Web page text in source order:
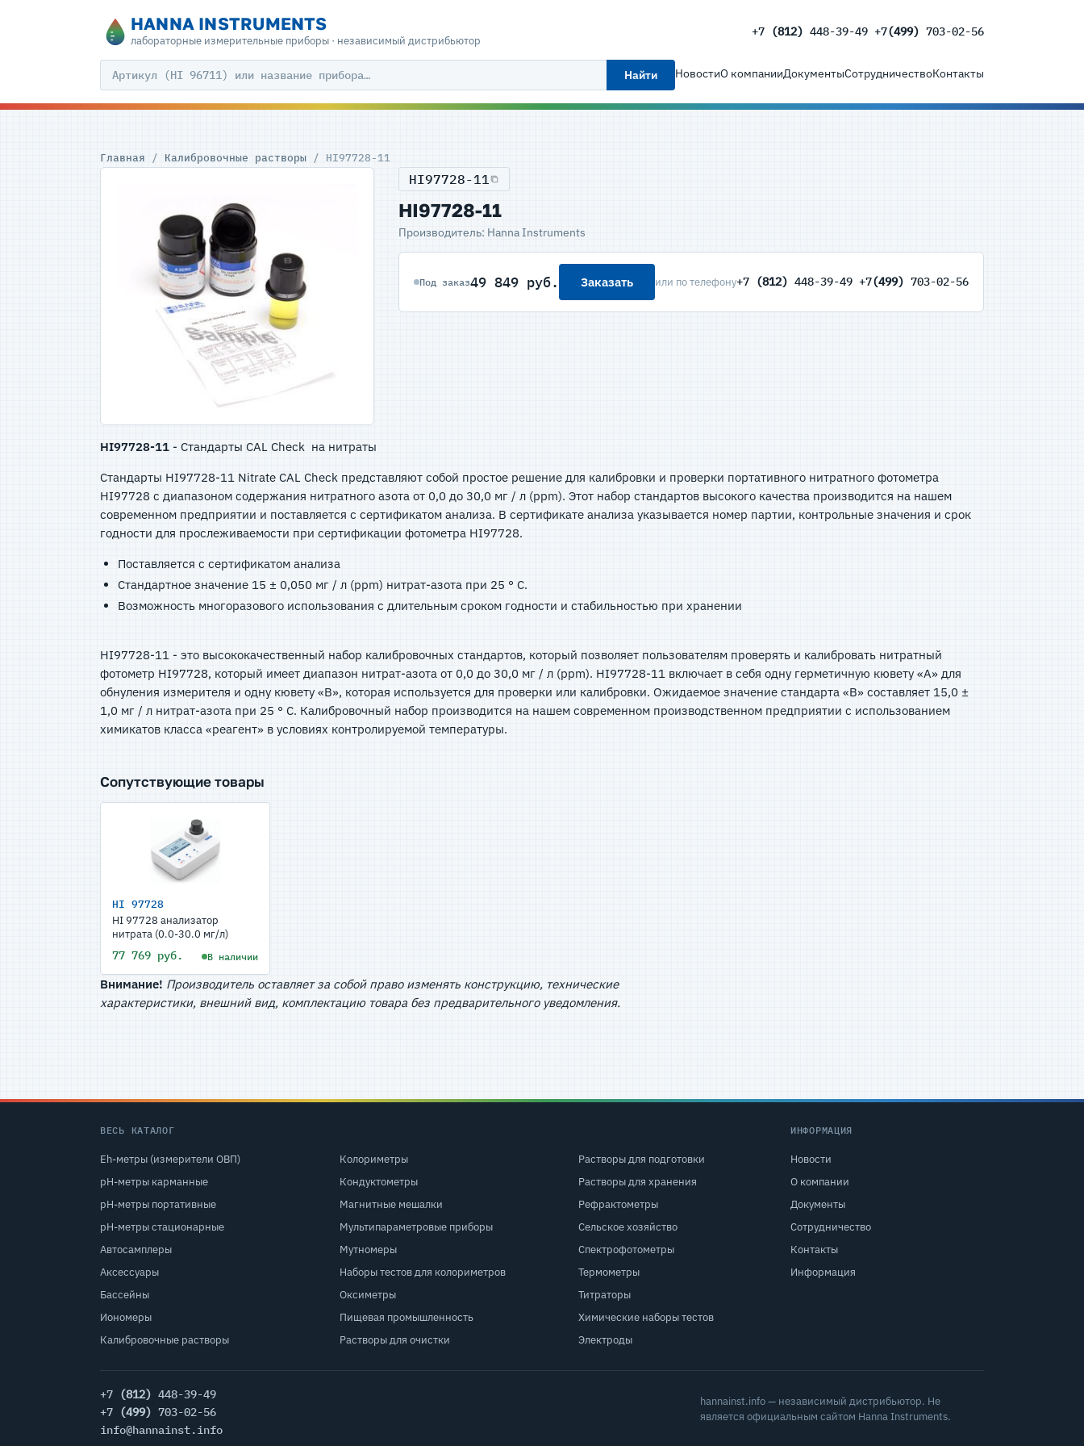
HANNA INSTRUMENTS
лабораторные измерительные приборы · независимый дистрибьютор
+7 (812) 448-39-49 +7(499) 703-02-56
Найти НовостиО компанииДокументыСотрудничествоКонтакты
Главная / Калибровочные растворы / HI97728-11
HI97728-11
HI97728-11
Производитель: Hanna Instruments
Под заказ49 849 руб. Заказать или по телефону+7 (812) 448-39-49 +7(499) 703-02-56
HI97728-11 - Стандарты CAL Check на нитраты
Стандарты HI97728-11 Nitrate CAL Check представляют собой простое решение для калибровки и проверки портативного нитратного фотометра
HI97728 с диапазоном содержания нитратного азота от 0,0 до 30,0 мг / л (ppm). Этот набор стандартов высокого качества производится на нашем
современном предприятии и поставляется с сертификатом анализа. В сертификате анализа указывается номер партии, контрольные значения и срок
годности для прослеживаемости при сертификации фотометра HI97728.
Поставляется с сертификатом анализа
Стандартное значение 15 ± 0,050 мг / л (ppm) нитрат-азота при 25 ° C.
Возможность многоразового использования с длительным сроком годности и стабильностью при хранении
HI97728-11 - это высококачественный набор калибровочных стандартов, который позволяет пользователям проверять и калибровать нитратный
фотометр HI97728, который имеет диапазон нитрат-азота от 0,0 до 30,0 мг / л (ppm). HI97728-11 включает в себя одну герметичную кювету «A» для
обнуления измерителя и одну кювету «B», которая используется для проверки или калибровки. Ожидаемое значение стандарта «B» составляет 15,0 ±
1,0 мг / л нитрат-азота при 25 ° C. Калибровочный набор производится на нашем современном производственном предприятии с использованием
химикатов класса «реагент» в условиях контролируемой температуры.
Сопутствующие товары
HI 97728
HI 97728 анализатор
нитрата (0.0-30.0 мг/л)
77 769 руб. В наличии
Внимание! Производитель оставляет за собой право изменять конструкцию, технические
характеристики, внешний вид, комплектацию товара без предварительного уведомления.
ВЕСЬ КАТАЛОГ
Eh-метры (измерители ОВП)
pH-метры карманные
pH-метры портативные
pH-метры стационарные
Автосамплеры
Аксессуары
Бассейны
Иономеры
Калибровочные растворы
Колориметры
Кондуктометры
Магнитные мешалки
Мультипараметровые приборы
Мутномеры
Наборы тестов для колориметров
Оксиметры
Пищевая промышленность
Растворы для очистки
Растворы для подготовки
Растворы для хранения
Рефрактометры
Сельское хозяйство
Спектрофотометры
Термометры
Титраторы
Химические наборы тестов
Электроды
ИНФОРМАЦИЯ
Новости
О компании
Документы
Сотрудничество
Контакты
Информация
+7 (812) 448-39-49
+7 (499) 703-02-56
info@hannainst.info
hannainst.info — независимый дистрибьютор. Не
является официальным сайтом Hanna Instruments.